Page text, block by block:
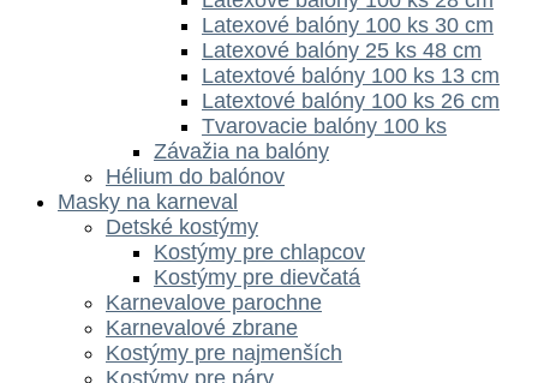
Latexové balóny 100 ks 30 cm
Latexové balóny 25 ks 48 cm
Latextové balóny 100 ks 13 cm
Latextové balóny 100 ks 26 cm
Tvarovacie balóny 100 ks
Závažia na balóny
Hélium do balónov
Masky na karneval
Detské kostýmy
Kostýmy pre chlapcov
Kostýmy pre dievčatá
Karnevalove parochne
Karnevalové zbrane
Kostýmy pre najmenších
Kostýmy pre páry